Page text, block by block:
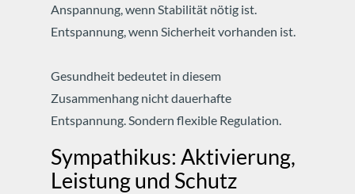
Anspannung, wenn Stabilität nötig ist.
Entspannung, wenn Sicherheit vorhanden ist.
Gesundheit bedeutet in diesem
Zusammenhang nicht dauerhafte
Entspannung.Sondern flexible Regulation.
Sympathikus: Aktivierung,
Leistung und Schutz